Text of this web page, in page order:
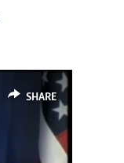
SHARE